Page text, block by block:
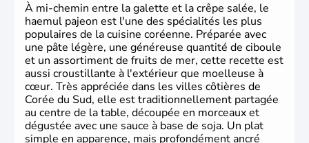
À mi-chemin entre la galette et la crêpe salée, le
haemul pajeon est l'une des spécialités les plus
populaires de la cuisine coréenne. Préparée avec
une pâte légère, une généreuse quantité de ciboule
et un assortiment de fruits de mer, cette recette est
aussi croustillante à l'extérieur que moelleuse à
cœur. Très appréciée dans les villes côtières de
Corée du Sud, elle est traditionnellement partagée
au centre de la table, découpée en morceaux et
dégustée avec une sauce à base de soja. Un plat
simple en apparence, mais profondément ancré